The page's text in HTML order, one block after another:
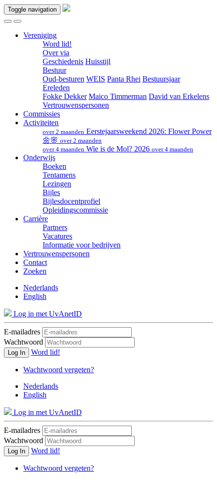
Toggle navigation
Vereniging
Word lid!
Over via
Geschiedenis Huisstijl
Bestuur
Oud-besturen WEIS Panta Rhei Bestuursjaar
Ereleden
Fokke Dekker Maico Timmerman David van Erkelens
Vertrouwenspersonen
Commissies
Activiteiten
over 2 maanden Eerstejaarsweekend 2026: Flower Power
🌼🌸 over 2 maanden
over 4 maanden Wie is de Mol? 2026 over 4 maanden
Onderwijs
Boeken
Tentamens
Lezingen
Bijles
Bijlesdocentprofiel
Opleidingscommissie
Carrière
Partners
Vacatures
Informatie voor bedrijven
Vertrouwenspersonen
Contact
Zoeken
Nederlands
English
Log in met UvAnetID
E-mailadres
Wachtwoord
Log In Word lid!
Wachtwoord vergeten?
Nederlands
English
Log in met UvAnetID
E-mailadres
Wachtwoord
Log In Word lid!
Wachtwoord vergeten?